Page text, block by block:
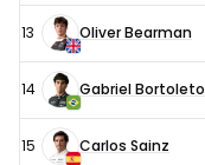
13 Oliver Bearman
14 Gabriel Bortoleto
15 Carlos Sainz